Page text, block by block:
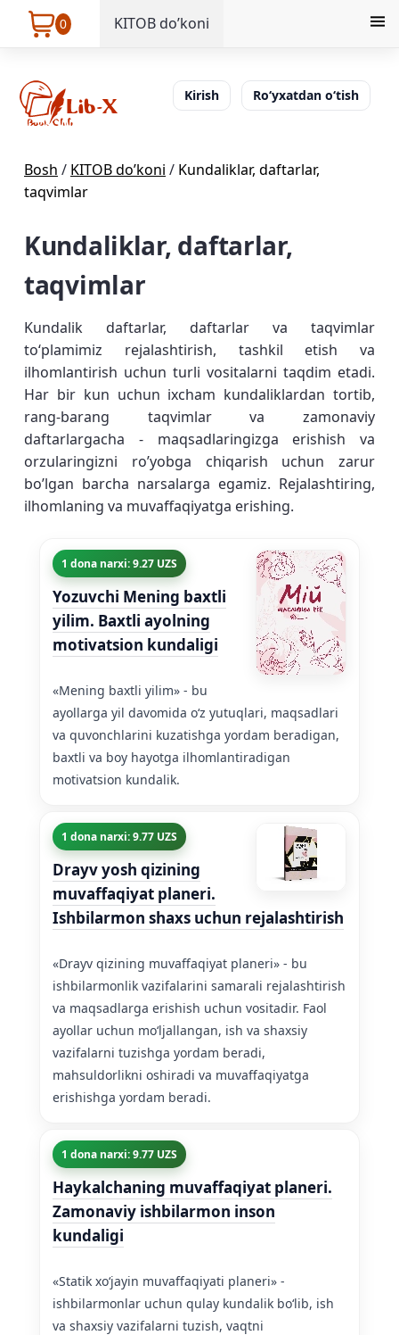
0 KITOB do’koni
Kirish Ro‘yxatdan o‘tish
Bosh / KITOB do’koni / Kundaliklar, daftarlar,
taqvimlar
Kundaliklar, daftarlar,
taqvimlar
Kundalik daftarlar, daftarlar va taqvimlar
toʻplamimiz rejalashtirish, tashkil etish va
ilhomlantirish uchun turli vositalarni taqdim etadi.
Har bir kun uchun ixcham kundaliklardan tortib,
rang-barang taqvimlar va zamonaviy
daftarlargacha - maqsadlaringizga erishish va
orzularingizni ro’yobga chiqarish uchun zarur
bo’lgan barcha narsalarga egamiz. Rejalashtiring,
ilhomlaning va muvaffaqiyatga erishing.
1 dona narxi: 9.27 UZS
Yozuvchi Mening baxtli
yilim. Baxtli ayolning
motivatsion kundaligi
«Mening baxtli yilim» - bu
ayollarga yil davomida oʻz yutuqlari, maqsadlari
va quvonchlarini kuzatishga yordam beradigan,
baxtli va boy hayotga ilhomlantiradigan
motivatsion kundalik.
1 dona narxi: 9.77 UZS
Drayv yosh qizining
muvaffaqiyat planeri.
Ishbilarmon shaxs uchun rejalashtirish
«Drayv qizining muvaffaqiyat planeri» - bu
ishbilarmonlik vazifalarini samarali rejalashtirish
va maqsadlarga erishish uchun vositadir. Faol
ayollar uchun moʻljallangan, ish va shaxsiy
vazifalarni tuzishga yordam beradi,
mahsuldorlikni oshiradi va muvaffaqiyatga
erishishga yordam beradi.
1 dona narxi: 9.77 UZS
Haykalchaning muvaffaqiyat planeri.
Zamonaviy ishbilarmon inson
kundaligi
«Statik xoʻjayin muvaffaqiyati planeri» -
ishbilarmonlar uchun qulay kundalik boʻlib, ish
va shaxsiy vazifalarni tuzish, vaqtni